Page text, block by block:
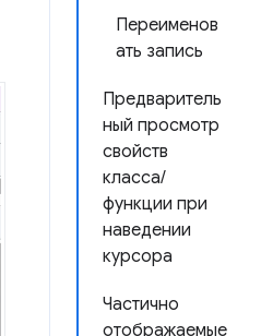
Переименов
ать запись
Предваритель
ный просмотр
свойств
класса/
функции при
наведении
курсора
Частично
отображаемые